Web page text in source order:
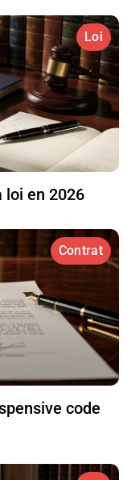
Loi
loi en 2026
Contrat
code